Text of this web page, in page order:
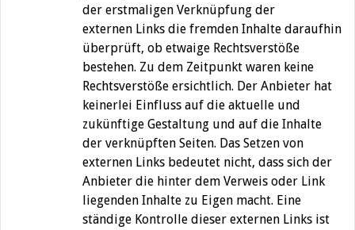
der erstmaligen Verknüpfung der
externen Links die fremden Inhalte daraufhin
überprüft, ob etwaige Rechtsverstöße
bestehen. Zu dem Zeitpunkt waren keine
Rechtsverstöße ersichtlich. Der Anbieter hat
keinerlei Einfluss auf die aktuelle und
zukünftige Gestaltung und auf die Inhalte
der verknüpften Seiten. Das Setzen von
externen Links bedeutet nicht, dass sich der
Anbieter die hinter dem Verweis oder Link
liegenden Inhalte zu Eigen macht. Eine
ständige Kontrolle dieser externen Links ist